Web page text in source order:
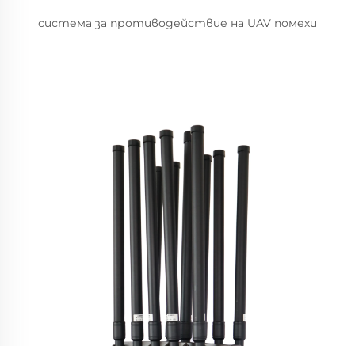
система за противодействие на UAV помехи